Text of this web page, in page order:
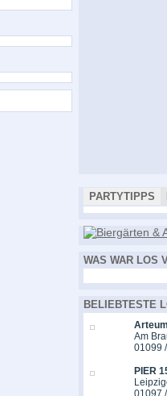
PARTYTIPPS
WAS WAR LOS
BELIEBTESTE
Arteum
Am
01099
PIER
01097